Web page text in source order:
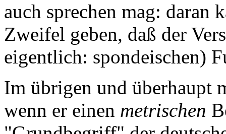
auch sprechen mag: daran
Zweifel geben, daß der
eigentlich: spondeischen)
Im übrigen und überhaupt
wenn er einen metrischen